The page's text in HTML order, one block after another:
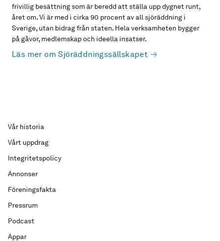
frivillig besättning som är beredd att ställa upp dygnet runt,
året om. Vi är med i cirka 90 procent av all sjöräddning i
Sverige, utan bidrag från staten. Hela verksamheten bygger
på gåvor, medlemskap och ideella insatser.
Läs mer om Sjöräddningssällskapet
Vår historia
Vårt uppdrag
Integritetspolicy
Annonser
Föreningsfakta
Pressrum
Podcast
Appar